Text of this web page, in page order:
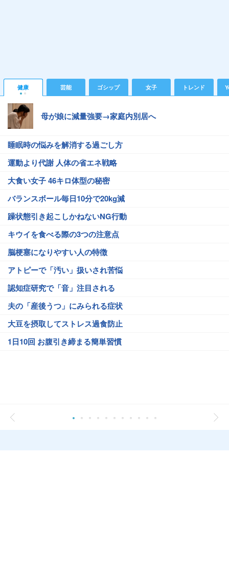
健康 芸能 ゴシップ 女子 トレンド
母が娘に減量強要→家庭内別居へ
睡眠時の悩みを解消する過ごし方
運動より代謝 人体の省エネ戦略
大食い女子 46キロ体型の秘密
バランスボール毎日10分で20kg減
躁状態引き起こしかねないNG行動
キウイを食べる際の3つの注意点
脳梗塞になりやすい人の特徴
アトピーで「汚い」扱いされ苦悩
認知症研究で「音」注目される
夫の「産後うつ」にみられる症状
大豆を摂取してストレス過食防止
1日10回 お腹引き締まる簡単習慣